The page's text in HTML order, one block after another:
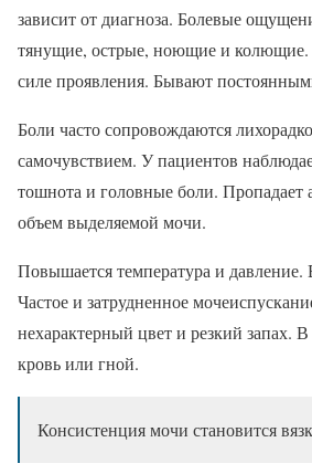
зависит от диагноза. Болевые
тянущие, острые, ноющие и колющие.
силе проявления. Бывают
Боли часто сопровождаются
самочувствием. У пациентов
тошнота и головные боли. Пропадает
объем выделяемой мочи.
Повышается температура и давление.
Частое и затрудненное
нехарактерный цвет и резкий запах.
кровь или гной.
Консистенция мочи становится